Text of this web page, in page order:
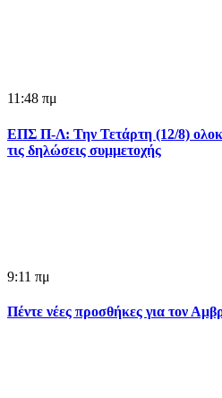
11:48 πμ
ΕΠΣ Π-Λ: Την Τετάρτη (12/8)
τις δηλώσεις συμμετοχής
9:11 πμ
Πέντε νέες προσθήκες για τον